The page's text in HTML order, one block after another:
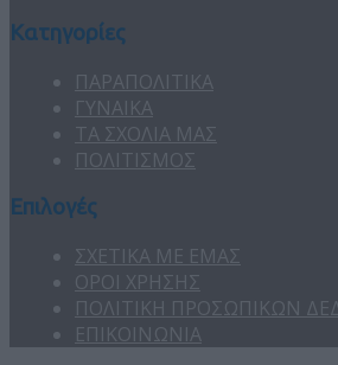
Κατηγορίες
ΠΑΡΑΠΟΛΙΤΙΚΑ
ΓΥΝΑΙΚΑ
ΤΑ ΣΧΟΛΙΑ ΜΑΣ
ΠΟΛΙΤΙΣΜΟΣ
Επιλογές
ΣΧΕΤΙΚΑ ΜΕ ΕΜΑΣ
ΟΡΟΙ ΧΡΗΣΗΣ
ΠΟΛΙΤΙΚΗ ΠΡΟΣΩΠΙΚΩΝ
ΕΠΙΚΟΙΝΩΝΙΑ